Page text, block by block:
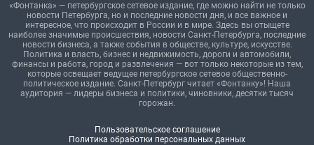
«Фонтанка» — петербургское сетевое издание, где можно найти не только
новости Петербурга, но и последние новости дня, и все важное и
интересное, что происходит в России и в мире. Здесь вы отыщете
наиболее значимые происшествия, новости Санкт-Петербурга, последние
новости бизнеса, а также события в обществе, культуре, искусстве.
Политика и власть, бизнес и недвижимость, дороги и автомобили,
финансы и работа, город и развлечения — вот только некоторые из тем,
которые освещает ведущее петербургское сетевое общественно-
политическое издание. Санкт-Петербург читает «Фонтанку»! Наша
аудитория — лидеры бизнеса и политики, чиновники, десятки тысяч
горожан.
Пользовательское соглашение
Политика обработки персональных данных